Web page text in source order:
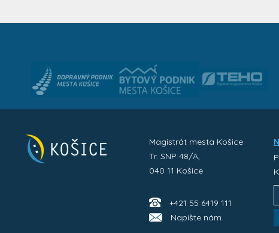
Magistrát mesta Košice
Tr. SNP 48/A,
040 11 Košice
+421 55 6419 111
Napíšte nám